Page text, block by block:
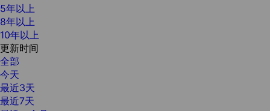
5年以上
8年以上
10年以上
更新时间
全部
今天
最近3天
最近7天